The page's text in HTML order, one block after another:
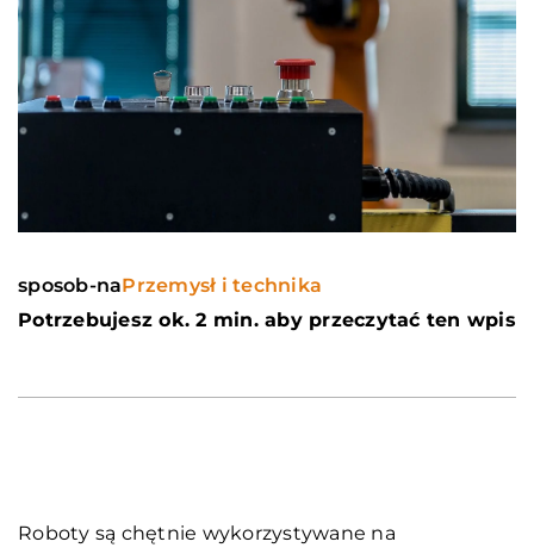
sposob-naPrzemysł i technika
Potrzebujesz ok. 2 min. aby przeczytać ten wpis
Roboty są chętnie wykorzystywane na